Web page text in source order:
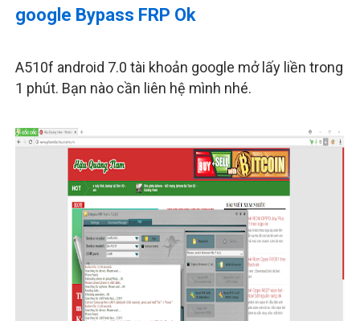
google Bypass FRP Ok
A510f android 7.0 tài khoản google mở lấy liền trong
1 phút. Bạn nào cần liên hệ mình nhé.